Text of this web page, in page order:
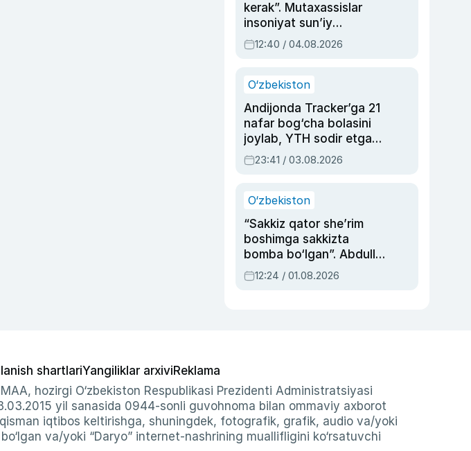
kerak”. Mutaxassislar
insoniyat sun’iy
intellektni boshqara
olmay qolishidan xavotir
12:40 / 04.08.2026
O‘zbekiston
Andijonda Tracker’ga 21
nafar bog‘cha bolasini
joylab, YTH sodir etgan
ayolga sud hukmi o‘qildi
23:41 / 03.08.2026
O‘zbekiston
“Sakkiz qator she’rim
boshimga sakkizta
bomba bo‘lgan”. Abdulla
Oripovni siyosiy
ayblovlardan asrab
12:24 / 01.08.2026
shartlariYangiliklar arxiviReklama
hozirgi O‘zbekiston Respublikasi Prezidenti Administratsiyasi
yil sanasida 0944-sonli guvohnoma bilan ommaviy axborot
iqtibos keltirishga, shuningdek, fotografik, grafik, audio va/yoki
va/yoki “Daryo” internet-nashrining muallifligini ko‘rsatuvchi